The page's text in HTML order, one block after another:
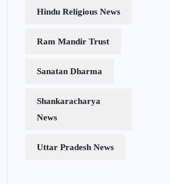
Hindu Religious News
Ram Mandir Trust
Sanatan Dharma
Shankaracharya
News
Uttar Pradesh News